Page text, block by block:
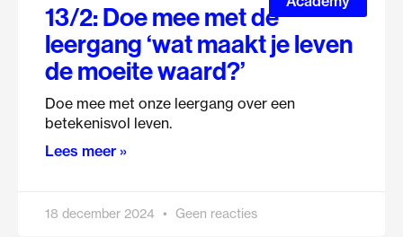
13/2: Doe mee met de
leergang ‘wat maakt je leven
de moeite waard?’
Doe mee met onze leergang over een
betekenisvol leven.
Lees meer »
18 december 2024 Geen reacties